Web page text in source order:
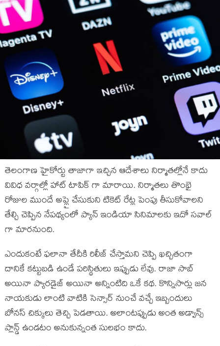
తెలంగాణ హైకోర్టు తాజాగా ఇచ్చిన ఆదేశాలు నిర్మాతల్లోనే కాదు
వివిధ వర్గాల్లో హాట్ టాపిక్ గా మారాయి. నిర్మాతలు తొంభై
రోజుల ముందే అప్లై చేసుకుని టికెట్ రేట్ల పెంపు తీసుకోవాలని
తేల్చి చెప్పిన నేపథ్యంలో ప్యాన్ ఇండియా సినిమాలకు ఇదో సవాల్
గా మారనుంది.
ఎందుకంటే ఫలానా తేదీకి రిలీజ్ చేస్తామని చెప్పి ఖచ్చితంగా
దానికే కట్టుబడి ఉండే పరిస్థితులు ఇప్పుడు లేవు. రాజా సాబ్
అయినా ప్యారడైజ్ అయినా అన్నింటిది ఒకే కథ. కొన్నిసార్లు జన
నాయకుడు లాంటి వాటికి సెన్సార్ నుంచే వచ్చే ఇబ్బందులు
బోనస్ చిక్కులు తెచ్చి పెడతాయి. అలాంటప్పుడు అంత అడ్వాన్స్
ప్లాన్డ్ ఉండటం అనుకున్నంత సులభం కాదు.